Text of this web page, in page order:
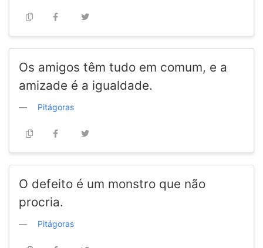
Os amigos têm tudo em comum, e a
amizade é a igualdade.
Pitágoras
O defeito é um monstro que não
procria.
Pitágoras